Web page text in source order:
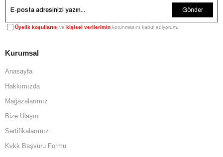
Gönder
Üyelik koşullarını ve kişisel verilerimin korunmasını kabul ediyorum.
Kurumsal
Anasayfa
Hakkımızda
Mağazalarımız
Bize Ulaşın
Sertifikalarımız
Kvkk Başvuru Formu